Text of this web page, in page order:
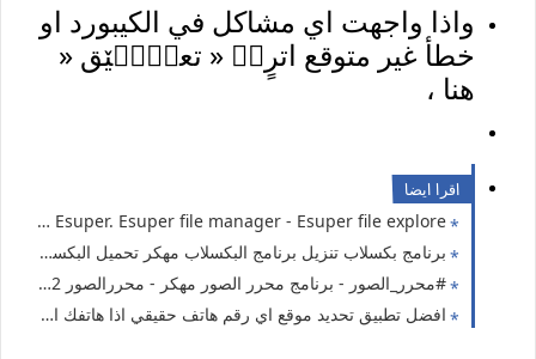
واذا واجهت اي مشاكل في الكيبورد او
خطأ غير متوقع اترٍڪٜ « تعلٰٖ۬ێق «
هنا ،
اقرا ايضا
Esuper. Esuper file manager - Esuper file explore مدير الملفات - مستعرض ومدير ملفات الكل في واحد - مشغل e ™ و Dropbox و OneDrive
برنامج بكسلاب تنزيل برنامج البكسلاب مهكر تحميل البكسلاب المهكر افضل برنامج محرر الصور بالهاتف بكسلاب مهكر برنامج البكسلاب مدفوع برنامج البكسلاب مهكر تحميل برنامج البكسلاب اخر اصدار 2023 برنامج البكسلاب 2023
#محرر_الصور - برنامج محرر الصور مهكر - محررالصور 2022 تحميل برنامج محرر الصور مهكر - تنزيل برنامج محرر الصور تطبيق محرر الصور 2023 افضل تطبيق محرر الصور 2023
افضل تطبيق تحديد موقع اي رقم هاتف حقيقي اذا هاتفك انسرق وضاع تحدد موقعه عبر رقم الهاتف وتحديد موقعه GPS عبر رقم الهاتف واجرأء مكالمة ورسالة لو حدث طارئ بالعائلة او قدر الله بشي جربوه والله حقيقي تطبيق خرافي: